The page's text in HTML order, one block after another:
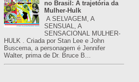
no Brasil: A trajetória da
Mulher-Hulk
A SELVAGEM, A
SENSUAL, A
SENSACIONAL MULHER-
HULK . Criada por Stan Lee e John
Buscema, a personagem é Jennifer
Walter, prima de Dr. Bruce B...